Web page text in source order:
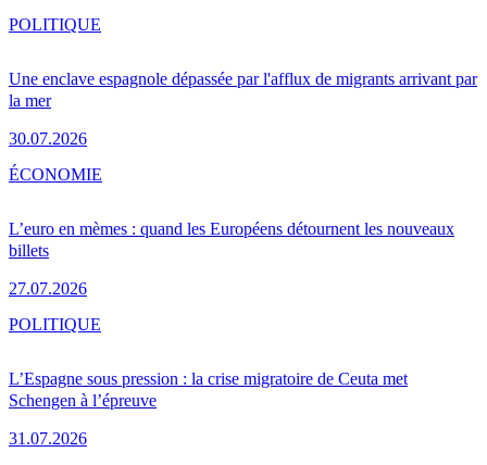
Une enclave espagnole dépassée par l'afflux de migrants arrivant par
la mer
30.07.2026
POLITIQUE
L’euro en mèmes : quand les Européens détournent les nouveaux
billets
27.07.2026
ÉCONOMIE
L’Espagne sous pression : la crise migratoire de Ceuta met
Schengen à l’épreuve
31.07.2026
POLITIQUE